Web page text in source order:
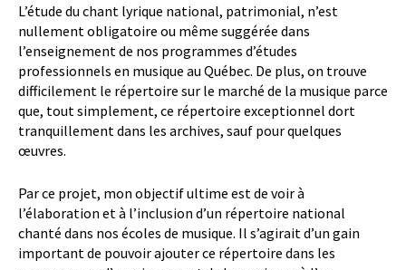
L’étude du chant lyrique national, patrimonial, n’est
nullement obligatoire ou même suggérée dans
l’enseignement de nos programmes d’études
professionnels en musique au Québec. De plus, on trouve
difficilement le répertoire sur le marché de la musique parce
que, tout simplement, ce répertoire exceptionnel dort
tranquillement dans les archives, sauf pour quelques
œuvres.
Par ce projet, mon objectif ultime est de voir à
l’élaboration et à l’inclusion d’un répertoire national
chanté dans nos écoles de musique. Il s’agirait d’un gain
important de pouvoir ajouter ce répertoire dans les